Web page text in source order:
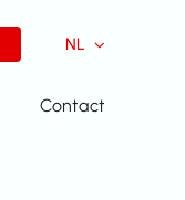
NL
Contact